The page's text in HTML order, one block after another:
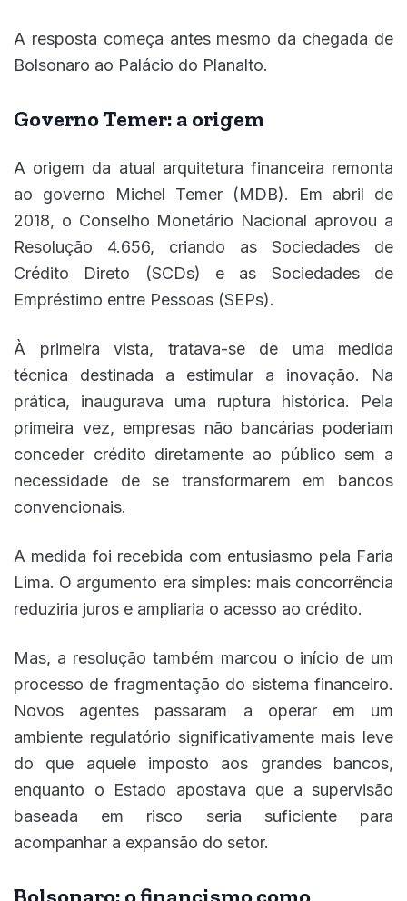
A resposta começa antes mesmo da chegada de
Bolsonaro ao Palácio do Planalto.
Governo Temer: a origem
A origem da atual arquitetura financeira remonta
ao governo Michel Temer (MDB). Em abril de
2018, o Conselho Monetário Nacional aprovou a
Resolução 4.656, criando as Sociedades de
Crédito Direto (SCDs) e as Sociedades de
Empréstimo entre Pessoas (SEPs).
À primeira vista, tratava-se de uma medida
técnica destinada a estimular a inovação. Na
prática, inaugurava uma ruptura histórica. Pela
primeira vez, empresas não bancárias poderiam
conceder crédito diretamente ao público sem a
necessidade de se transformarem em bancos
convencionais.
A medida foi recebida com entusiasmo pela Faria
Lima. O argumento era simples: mais concorrência
reduziria juros e ampliaria o acesso ao crédito.
Mas, a resolução também marcou o início de um
processo de fragmentação do sistema financeiro.
Novos agentes passaram a operar em um
ambiente regulatório significativamente mais leve
do que aquele imposto aos grandes bancos,
enquanto o Estado apostava que a supervisão
baseada em risco seria suficiente para
acompanhar a expansão do setor.
Bolsonaro: o financismo como